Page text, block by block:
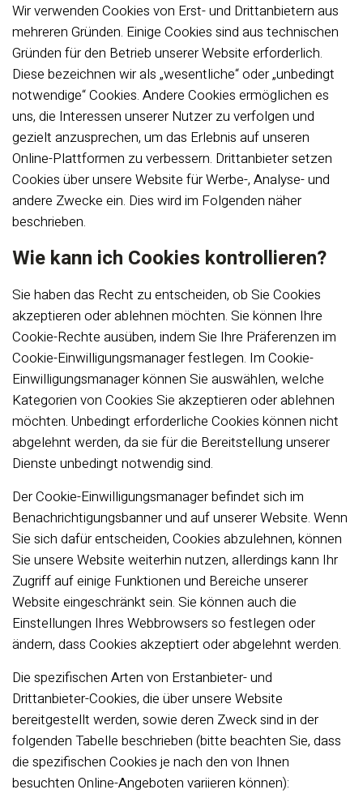
Wir verwenden Cookies von Erst- und Drittanbietern aus
mehreren Gründen. Einige Cookies sind aus technischen
Gründen für den Betrieb unserer Website erforderlich.
Diese bezeichnen wir als „wesentliche“ oder „unbedingt
notwendige“ Cookies. Andere Cookies ermöglichen es
uns, die Interessen unserer Nutzer zu verfolgen und
gezielt anzusprechen, um das Erlebnis auf unseren
Online-Plattformen zu verbessern. Drittanbieter setzen
Cookies über unsere Website für Werbe-, Analyse- und
andere Zwecke ein. Dies wird im Folgenden näher
beschrieben.
Wie kann ich Cookies kontrollieren?
Sie haben das Recht zu entscheiden, ob Sie Cookies
akzeptieren oder ablehnen möchten. Sie können Ihre
Cookie-Rechte ausüben, indem Sie Ihre Präferenzen im
Cookie-Einwilligungsmanager festlegen. Im Cookie-
Einwilligungsmanager können Sie auswählen, welche
Kategorien von Cookies Sie akzeptieren oder ablehnen
möchten. Unbedingt erforderliche Cookies können nicht
abgelehnt werden, da sie für die Bereitstellung unserer
Dienste unbedingt notwendig sind.
Der Cookie-Einwilligungsmanager befindet sich im
Benachrichtigungsbanner und auf unserer Website. Wenn
Sie sich dafür entscheiden, Cookies abzulehnen, können
Sie unsere Website weiterhin nutzen, allerdings kann Ihr
Zugriff auf einige Funktionen und Bereiche unserer
Website eingeschränkt sein. Sie können auch die
Einstellungen Ihres Webbrowsers so festlegen oder
ändern, dass Cookies akzeptiert oder abgelehnt werden.
Die spezifischen Arten von Erstanbieter- und
Drittanbieter-Cookies, die über unsere Website
bereitgestellt werden, sowie deren Zweck sind in der
folgenden Tabelle beschrieben (bitte beachten Sie, dass
die spezifischen Cookies je nach den von Ihnen
besuchten Online-Angeboten variieren können):